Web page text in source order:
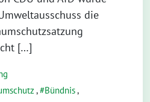
die
[…]
, Bündnis,